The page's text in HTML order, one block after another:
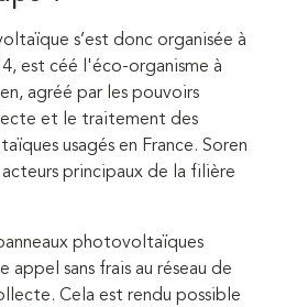
s’est donc organisée à
est céé l'éco-organisme à
agréé par les pouvoirs
et le traitement des
usagés en France. Soren
principaux de la filière
photovoltaïques
appel sans frais au réseau de
Cela est rendu possible